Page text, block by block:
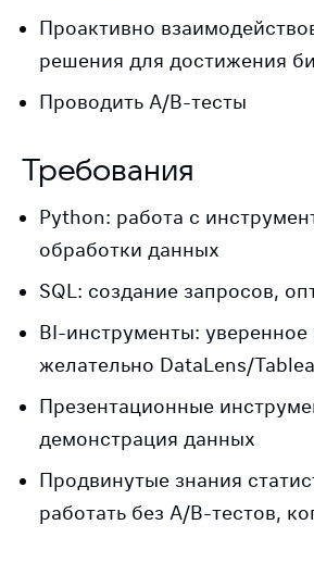
Проактивно
решения для достижения
Проводить A/B-тесты
Требования
Python: работа с
обработки данных
SQL: создание запросов,
BI-инструменты:
желательно DataLens/
Презентационные
демонстрация данных
Продвинутые знания
работать без A/B-тестов,